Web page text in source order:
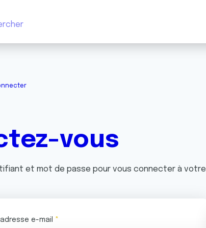
vous
et mot de passe pour vous connecter à votre
e-mail